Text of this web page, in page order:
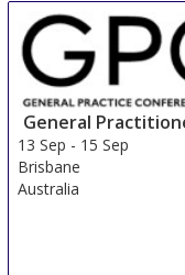
26 Aug-
28 Aug
Seoul
Korea, Republic Of
General
13 Sep - 15 Sep
Brisbane
Australia